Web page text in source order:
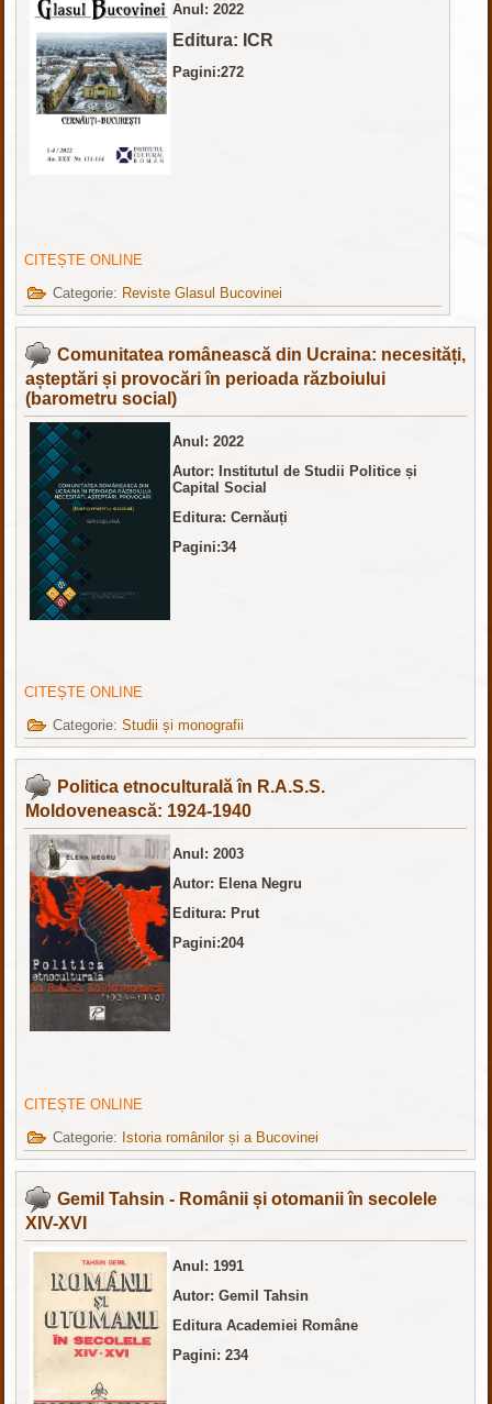
Anul: 2022
Editura: ICR
Pagini:272
CITEȘTE ONLINE
Categorie: Reviste Glasul Bucovinei
Comunitatea românească din Ucraina: necesități,
așteptări și provocări în perioada războiului
(barometru social)
Anul: 2022
Autor: Institutul de Studii Politice și
Capital Social
Editura: Cernăuți
Pagini:34
CITEȘTE ONLINE
Categorie:Studii și monografii
Politica etnoculturală în R.A.S.S.
Moldovenească: 1924-1940
Anul: 2003
Autor: Elena Negru
Editura: Prut
Pagini:204
CITEȘTE ONLINE
Categorie: Istoria românilor și a Bucovinei
Gemil Tahsin - Românii și otomanii în secolele
XIV-XVI
Anul: 1991
Autor: Gemil Tahsin
Editura Academiei Române
Pagini: 234